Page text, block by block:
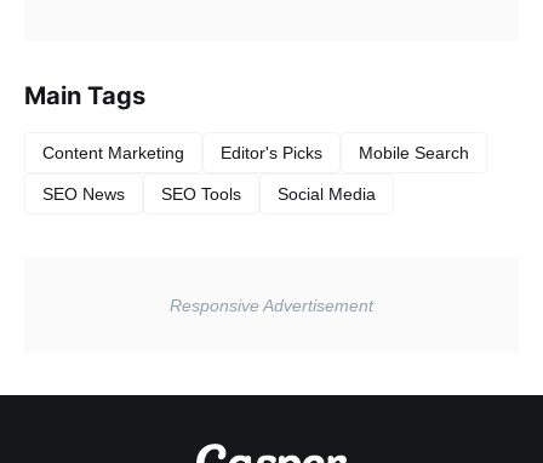
Main Tags
Content Marketing Editor's Picks Mobile Search
SEO News SEO Tools Social Media